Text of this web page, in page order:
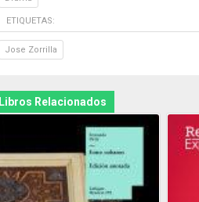
ETIQUETAS:
Jose Zorrilla
Libros Relacionados